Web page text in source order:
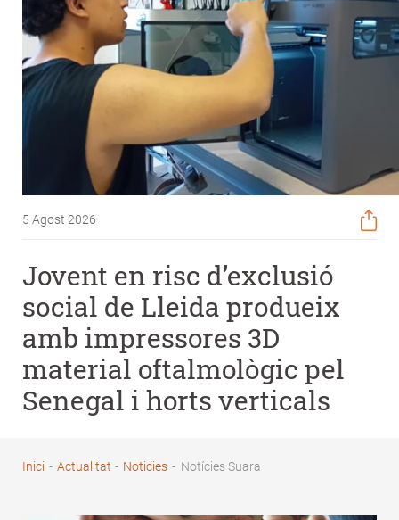
5 Agost 2026
Jovent en risc d’exclusió
social de Lleida produeix
amb impressores 3D
material oftalmològic pel
Senegal i horts verticals
Inici - Actualitat - Noticies - Notícies Suara